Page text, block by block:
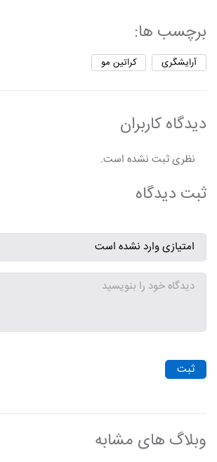
برچسب ها:
آرایشگری کراتین مو
دیدگاه کاربران
نظری ثبت نشده است.
ثبت دیدگاه
ثبت
وبلاگ های مشابه